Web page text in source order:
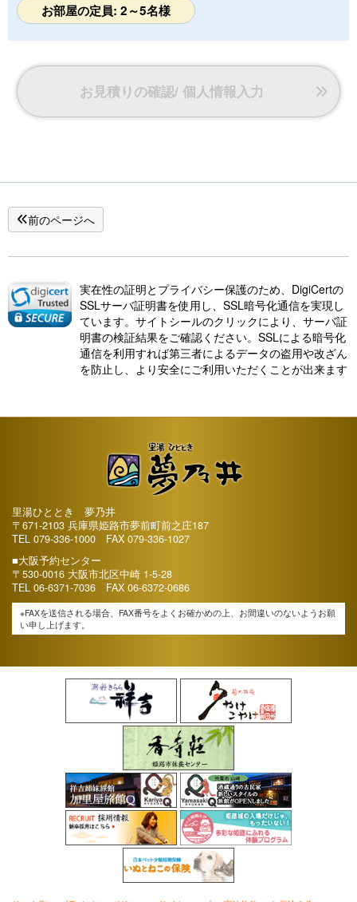
お部屋の定員: 2～5名様
お見積りの確認/ 個人情報入力
前のページへ
実在性の証明とプライバシー保護のため、DigiCertの
SSLサーバ証明書を使用し、SSL暗号化通信を実現し
ています。サイトシールのクリックにより、サーバ証
明書の検証結果をご確認ください。SSLによる暗号化
通信を利用すれば第三者によるデータの盗用や改ざん
を防止し、より安全にご利用いただくことが出来ます
里湯ひととき 夢乃井
〒671-2103 兵庫県姫路市夢前町前之庄187
TEL 079-336-1000 FAX 079-336-1027
■大阪予約センター
〒530-0016 大阪市北区中崎 1-5-28
TEL 06-6371-7036 FAX 06-6372-0686
※FAXを送信される場合、FAX番号をよくお確かめの上、お間違いのないようお願
い申し上げます。